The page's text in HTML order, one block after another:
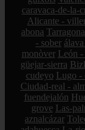
caravaca-de-la-
Alicante -
abona
- sober
monòver León
güejar-sierra
cudeyo Lugo -
Ciudad-real -
fuendejalón
grove Las-
aznalcázar